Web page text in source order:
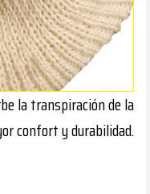
la transpiración de la
confort y durabilidad.